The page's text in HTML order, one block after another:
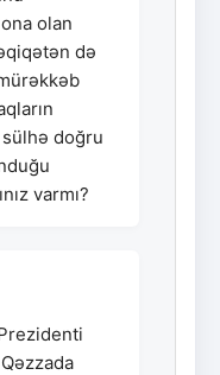
olan
də
doğru
varmı?